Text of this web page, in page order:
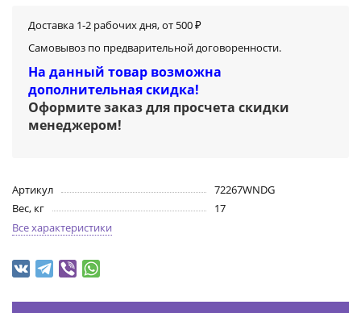
Доставка 1-2 рабочих дня, от 500 ₽
Самовывоз по предварительной договоренности.
На данный товар возможна
дополнительная скидка!
Оформите заказ для просчета скидки
менеджером!
Артикул
72267WNDG
Вес, кг
17
Все характеристики